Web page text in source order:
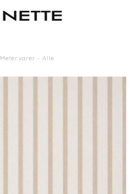
Metervarer - Alle